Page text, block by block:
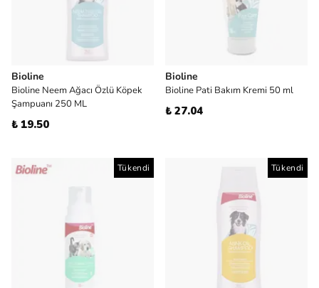
Bioline
Bioline Neem Ağacı Özlü Köpek
Şampuanı 250 ML
₺ 19.50
Bioline
Bioline Pati Bakım Kremi 50 ml
₺ 27.04
Tükendi Tükendi